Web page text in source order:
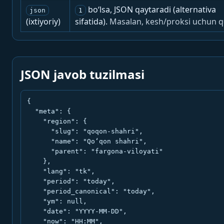
json
(ixtiyoriy)
1
bo‘lsa, JSON qaytaradi (alternativa
sifatida). Masalan, kesh/proksi uchun
JSON javob tuzilmasi
{
  "meta": {
    "region": {
      "slug": "qoqon-shahri",
      "name": "Qo‘qon shahri",
      "parent": "fargona-viloyati"
    },
    "lang": "tk",
    "period": "today",
    "period_canonical": "today",
    "ym": null,
    "date": "YYYY-MM-DD",
    "now": "HH:MM",